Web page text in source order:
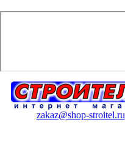
zakaz@shop-stroitel.ru